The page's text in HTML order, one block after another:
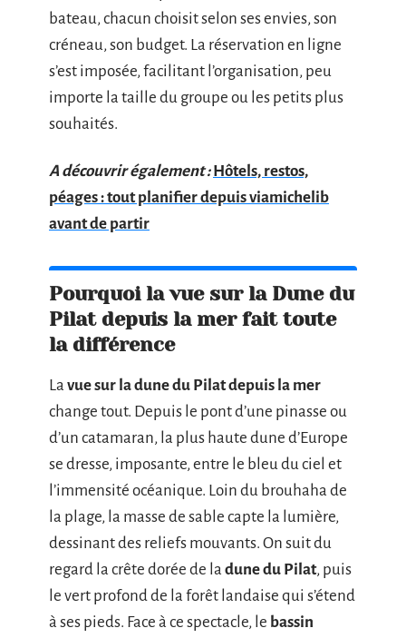
bateau, chacun choisit selon ses envies, son
créneau, son budget. La réservation en ligne
s’est imposée, facilitant l’organisation, peu
importe la taille du groupe ou les petits plus
souhaités.
A découvrir également : Hôtels, restos,
péages : tout planifier depuis viamichelib
avant de partir
Pourquoi la vue sur la Dune du
Pilat depuis la mer fait toute
la différence
La vue sur la dune du Pilat depuis la mer
change tout. Depuis le pont d’une pinasse ou
d’un catamaran, la plus haute dune d’Europe
se dresse, imposante, entre le bleu du ciel et
l’immensité océanique. Loin du brouhaha de
la plage, la masse de sable capte la lumière,
dessinant des reliefs mouvants. On suit du
regard la crête dorée de la dune du Pilat, puis
le vert profond de la forêt landaise qui s’étend
à ses pieds. Face à ce spectacle, le bassin